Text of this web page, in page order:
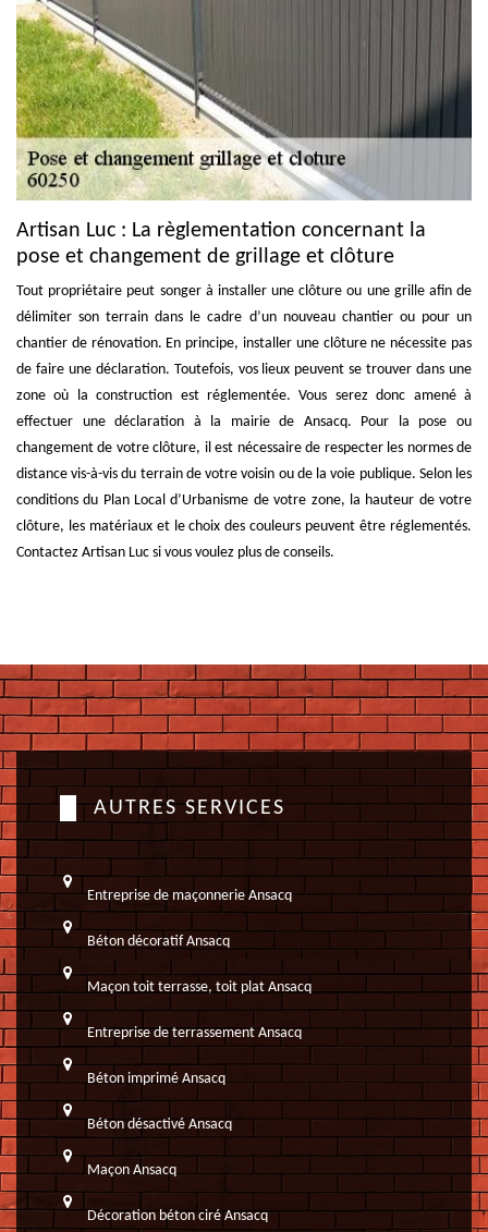
Artisan Luc : La règlementation concernant la
pose et changement de grillage et clôture
Tout propriétaire peut songer à installer une clôture ou une grille afin de
délimiter son terrain dans le cadre d’un nouveau chantier ou pour un
chantier de rénovation. En principe, installer une clôture ne nécessite pas
de faire une déclaration. Toutefois, vos lieux peuvent se trouver dans une
zone où la construction est réglementée. Vous serez donc amené à
effectuer une déclaration à la mairie de Ansacq. Pour la pose ou
changement de votre clôture, il est nécessaire de respecter les normes de
distance vis-à-vis du terrain de votre voisin ou de la voie publique. Selon les
conditions du Plan Local d’Urbanisme de votre zone, la hauteur de votre
clôture, les matériaux et le choix des couleurs peuvent être réglementés.
Contactez Artisan Luc si vous voulez plus de conseils.
AUTRES SERVICES
Entreprise de maçonnerie Ansacq
Béton décoratif Ansacq
Maçon toit terrasse, toit plat Ansacq
Entreprise de terrassement Ansacq
Béton imprimé Ansacq
Béton désactivé Ansacq
Maçon Ansacq
Décoration béton ciré Ansacq